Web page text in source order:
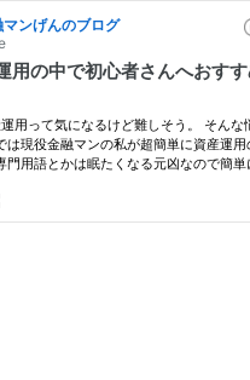
ンげんのブログ
用の中で初心者さんへおす
用って気になるけど難しそう。 そんな
は現役金融マンの私が超簡単に資産運
門用語とかは眠たくなる元凶なので簡単